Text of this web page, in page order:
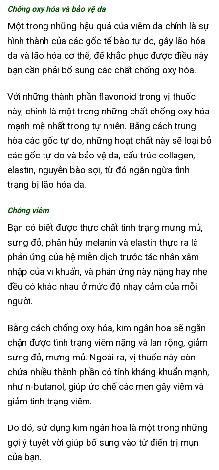
Chống oxy hóa và bảo vệ da
Một trong những hậu quả của viêm da chính là sự
hình thành của các gốc tế bào tự do, gây lão hóa
da và lão hóa cơ thể, để khắc phục được điều này
bạn cần phải bổ sung các chất chống oxy hóa.
Với những thành phần flavonoid trong vị thuốc
này, chính là một trong những chất chống oxy hóa
mạnh mẽ nhất trong tự nhiên. Bằng cách trung
hòa các gốc tự do, những hoạt chất này sẽ loại bỏ
các gốc tự do và bảo vệ da, cấu trúc collagen,
elastin, nguyên bào sợi, từ đó ngăn ngừa tình
trạng bị lão hóa da.
Chống viêm
Bạn có biết được thực chất tình trạng mưng mủ,
sưng đỏ, phân hủy melanin và elastin thực ra là
phản ứng của hệ miễn dịch trước tác nhân xâm
nhập của vi khuẩn, và phản ứng này nặng hay nhẹ
đều có khác nhau ở mức độ nhạy cảm của mỗi
người.
Bằng cách chống oxy hóa, kim ngân hoa sẽ ngăn
chặn được tình trạng viêm nặng và lan rộng, giảm
sưng đỏ, mưng mủ. Ngoài ra, vị thuốc này còn
chứa nhiều thành phần có tính kháng khuẩn mạnh,
như n-butanol, giúp ức chế các men gây viêm và
giảm tình trạng viêm.
Do đó, sử dụng kim ngân hoa là một trong những
gợi ý tuyệt vời giúp bổ sung vào từ điển trị mụn
của bạn.